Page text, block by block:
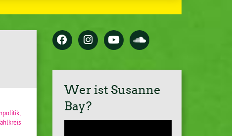
Wer ist Susanne
Bay?